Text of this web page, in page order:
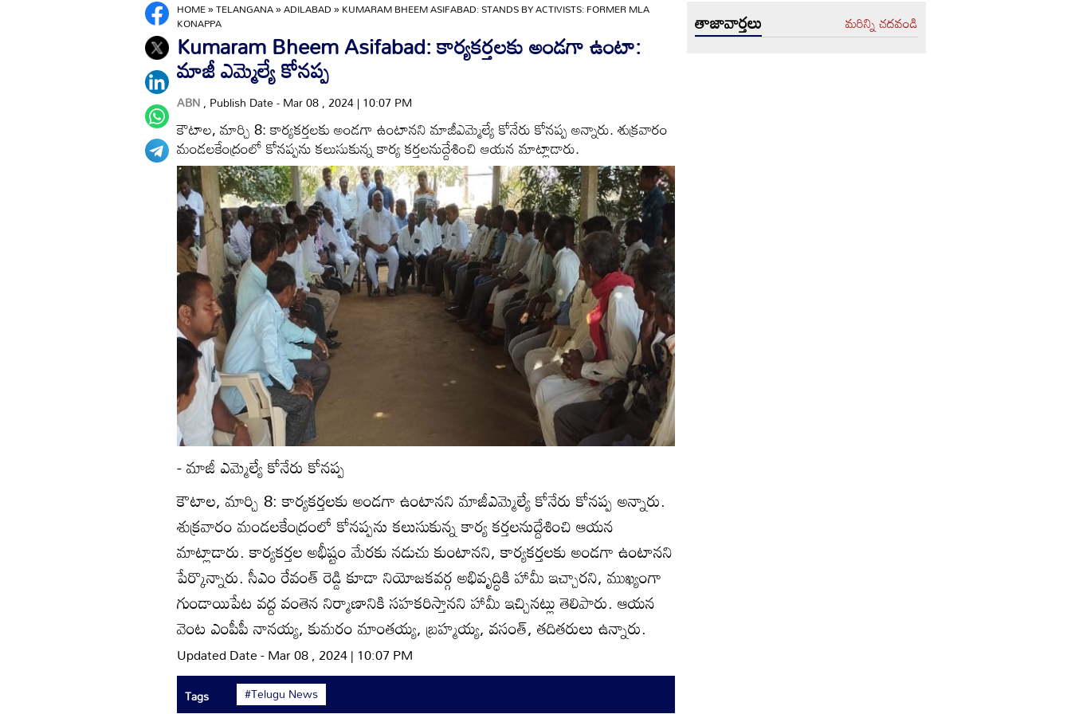
HOME»TELANGANA»ADILABAD»KUMARAM BHEEM ASIFABAD: STANDS BY ACTIVISTS: FORMER MLA
KONAPPA
Kumaram Bheem Asifabad: కార్యకర్తలకు అండగా ఉంటా:
మాజీ ఎమ్మెల్యే కోనప్ప
ABN, Publish Date - Mar 08 , 2024 | 10:07 PM
కౌటాల, మార్చి 8: కార్యకర్తలకు అండగా ఉంటానని మాజీఎమ్మెల్యే కోనేరు కోనప్ప అన్నారు. శుక్రవారం
మండలకేంద్రంలో కోనప్పను కలుసుకున్న కార్య కర్తలనుద్దేశించి ఆయన మాట్లాడారు.
- మాజీ ఎమ్మెల్యే కోనేరు కోనప్ప
కౌటాల, మార్చి 8: కార్యకర్తలకు అండగా ఉంటానని మాజీఎమ్మెల్యే కోనేరు కోనప్ప అన్నారు.
శుక్రవారం మండలకేంద్రంలో కోనప్పను కలుసుకున్న కార్య కర్తలనుద్దేశించి ఆయన
మాట్లాడారు. కార్యకర్తల అభీష్టం మేరకు నడుచు కుంటానని, కార్యకర్తలకు అండగా ఉంటానని
పేర్కొన్నారు. సీఎం రేవంత్‌ రెడ్డి కూడా నియోజకవర్గ అభివృద్ధికి హామీ ఇచ్చారని, ముఖ్యంగా
గుండాయిపేట వద్ద వంతెన నిర్మాణానికి సహకరిస్తానని హామీ ఇచ్చినట్లు తెలిపారు. ఆయన
వెంట ఎంపీపీ నానయ్య, కుమరం మాంతయ్య, బ్రహ్మయ్య, వసంత్‌, తదితరులు ఉన్నారు.
Updated Date - Mar 08 , 2024 | 10:07 PM
Tags #Telugu News
తాజావార్తలు మరిన్ని చదవండి